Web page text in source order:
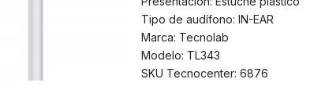
Tipo de audífono: IN-EAR
Marca: Tecnolab
Modelo: TL343
SKU Tecnocenter: 6876